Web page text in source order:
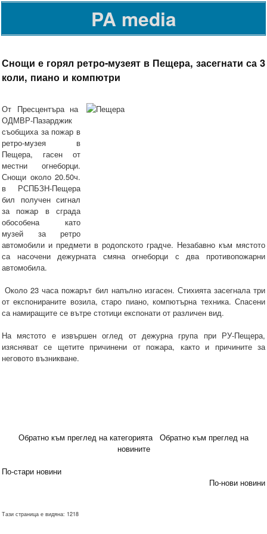
PA media
Снощи е горял ретро-музеят в Пещера, засегнати са 3
коли, пиано и компютри
От Пресцентъра на
ОДМВР-Пазарджик
съобщиха за пожар в
ретро-музея в
Пещера, гасен от
местни огнеборци.
Снощи около 20.50ч.
в РСПБЗН-Пещера
бил получен сигнал
за пожар в сграда
обособена като
музей за ретро
автомобили и предмети в родопското градче. Незабавно към мястото
са насочени дежурната смяна огнеборци с два противопожарни
автомобила.
Около 23 часа пожарът бил напълно изгасен. Стихията засегнала три
от експонираните возила, старо пиано, компютърна техника. Спасени
са намиращите се вътре стотици експонати от различен вид.
На мястото е извършен оглед от дежурна група при РУ-Пещера,
изясняват се щетите причинени от пожара, както и причините за
неговото възникване.
Обратно към преглед на категорията
Обратно към преглед на
новините
По-стари новини
По-нови новини
Тази страница е видяна: 1218